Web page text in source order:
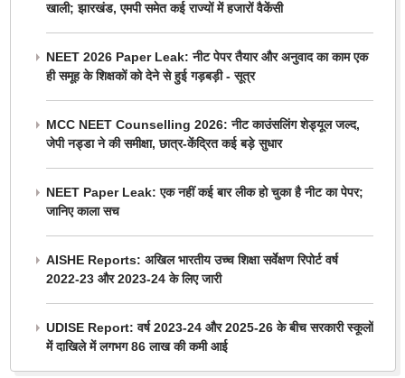
खाली; झारखंड, एमपी समेत कई राज्यों में हजारों वैकेंसी
NEET 2026 Paper Leak: नीट पेपर तैयार और अनुवाद का काम एक
ही समूह के शिक्षकों को देने से हुई गड़बड़ी - सूत्र
MCC NEET Counselling 2026: नीट काउंसलिंग शेड्यूल जल्द,
जेपी नड्डा ने की समीक्षा, छात्र-केंद्रित कई बड़े सुधार
NEET Paper Leak: एक नहीं कई बार लीक हो चुका है नीट का पेपर;
जानिए काला सच
AISHE Reports: अखिल भारतीय उच्च शिक्षा सर्वेक्षण रिपोर्ट वर्ष
2022-23 और 2023-24 के लिए जारी
UDISE Report: वर्ष 2023-24 और 2025-26 के बीच सरकारी स्कूलों
में दाखिले में लगभग 86 लाख की कमी आई